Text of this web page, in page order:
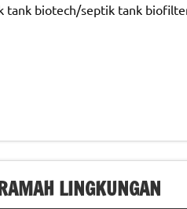
tank biotech/septik tank
LINGKUNGAN